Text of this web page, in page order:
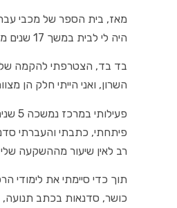
מאז, בית הספר של מכבי עבר
היה לי לבית במשך 17 שנים מלאות בהן הכשרתי מאות מטפלים ברפלקסולוגיה בדרגות הסמכה שונות.
בד בד, הצטרפתי להקמה של
השרון, ואני הייתי חלק הן
פיתחתי, כתבתי והעברתי
רב לאין שיעור מההשקעה
תוך כדי סיימתי את לימודי
כושר, סדנאות בכתב תנועה,